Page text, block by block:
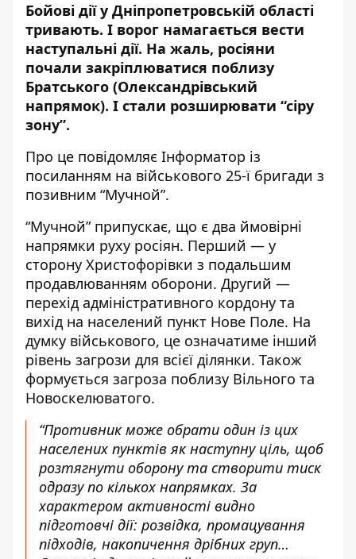
Бойові дії у Дніпропетровській області
тривають. І ворог намагається вести
наступальні дії. На жаль, росіяни
почали закріплюватися поблизу
Братського (Олександрівський
напрямок). І стали розширювати “сіру
зону”.
Про це повідомляє Інформатор із
посиланням на військового 25-ї бригади з
позивним “Мучной”.
“Мучной” припускає, що є два ймовірні
напрямки руху росіян. Перший — у
сторону Христофорівки з подальшим
продавлюванням оборони. Другий —
перехід адміністративного кордону та
вихід на населений пункт Нове Поле. На
думку військового, це означатиме інший
рівень загрози для всієї ділянки. Також
формується загроза поблизу Вільного та
Новоскелюватого.
“Противник може обрати один із цих
населених пунктів як наступну ціль, щоб
розтягнути оборону та створити тиск
одразу по кількох напрямках. За
характером активності видно
підготовчі дії: розвідка, промацування
підходів, накопичення дрібних груп…